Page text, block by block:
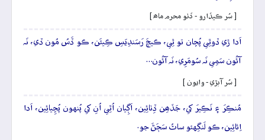
[ سُر ڪيڏارو - ڏٺو محرم ماھ ]
اَدا ڙي ڏوٿِي پُڇان تو ٿِي، ڪيچَ رَسَندِيَسِ ڪِيئَن، ڪو ڏَسُ مُون ڏي، نَہ
آئُون سَمِي نَہ سُومَرِي، نَہ آئُون…
[ سُر آبڙي - وايون ]
مُنڪِرَ ۽ نَڪِيرَ کي، جَڏھِن ڏِٺائِين، اَڳِيان اُٿِي اُنِ کي پُنهون پُڇِيائِين، اَدا
اِئائِين، ڪو لَنگِهئو ساٿُ سَڄَڻَ جو.